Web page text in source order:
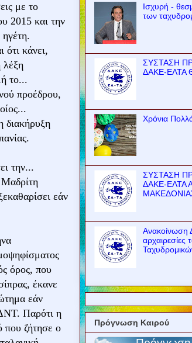
με το
2015 και την
ότι κάνει,
λέξη
το...
προέδρου,
διακήρυξη
την...
εάν
όρος, που
έκανε
εάν
Παρότι η
που ζήτησε ο
Ισχυρή -
των
ΣΥΣΤΑΣΗ
ΔΑΚΕ-ΕΛΤΑ
Χρόνια
ΣΥΣΤΑΣΗ
ΔΑΚΕ-ΕΛΤΑ
Ανακοίνωση
αρχαιρεσίες
Πρόγνωση Καιρού